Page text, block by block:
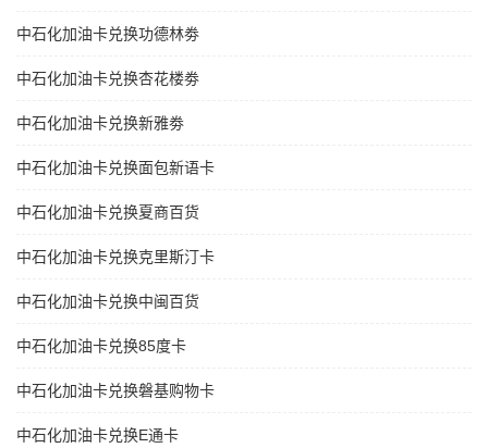
中石化加油卡兑换功德林劵
中石化加油卡兑换杏花楼劵
中石化加油卡兑换新雅劵
中石化加油卡兑换面包新语卡
中石化加油卡兑换夏商百货
中石化加油卡兑换克里斯汀卡
中石化加油卡兑换中闽百货
中石化加油卡兑换85度卡
中石化加油卡兑换磐基购物卡
中石化加油卡兑换E通卡